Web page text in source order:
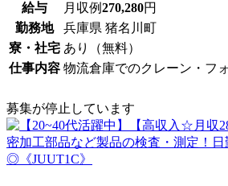
給与 月収例270,280円
勤務地
兵庫県 猪名川町
寮・社宅 あり（無料）
仕事内容 物流倉庫でのクレーン・フ
募集が停止しています